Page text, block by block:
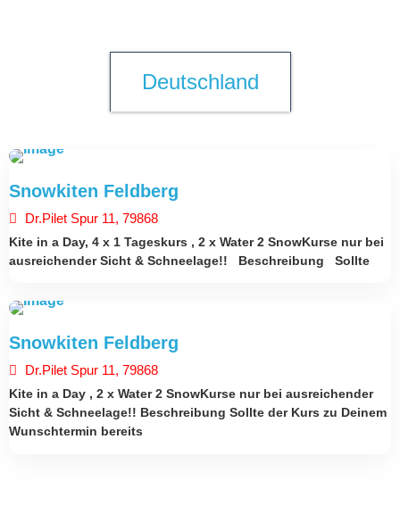
Deutschland
Snowkiten Feldberg
Dr.Pilet Spur 11, 79868
Kite in a Day, 4 x 1 Tageskurs , 2 x Water 2 SnowKurse nur bei
ausreichender Sicht & Schneelage!! Beschreibung Sollte
Snowkiten Feldberg
Dr.Pilet Spur 11, 79868
Kite in a Day , 2 x Water 2 SnowKurse nur bei ausreichender
Sicht & Schneelage!! Beschreibung Sollte der Kurs zu Deinem
Wunschtermin bereits